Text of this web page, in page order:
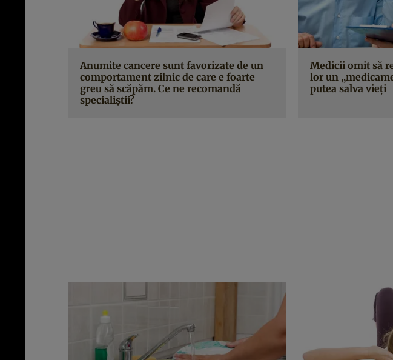
Anumite cancere sunt favorizate de un
comportament zilnic de care e foarte
greu să scăpăm. Ce ne recomandă
specialiştii?
Medicii omit să
lor un
putea salva vieţi